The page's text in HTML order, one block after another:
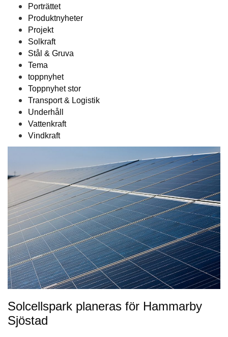
Porträttet
Produktnyheter
Projekt
Solkraft
Stål & Gruva
Tema
toppnyhet
Toppnyhet stor
Transport & Logistik
Underhåll
Vattenkraft
Vindkraft
Solcellspark planeras för Hammarby
Sjöstad